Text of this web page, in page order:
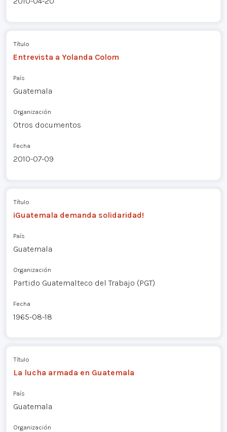
Título
Entrevista a Yolanda Colom
País
Guatemala
Organización
Otros documentos
Fecha
2010-07-09
Título
¡Guatemala demanda solidaridad!
País
Guatemala
Organización
Partido Guatemalteco del Trabajo (PGT)
Fecha
1965-08-18
Título
La lucha armada en Guatemala
País
Guatemala
Organización